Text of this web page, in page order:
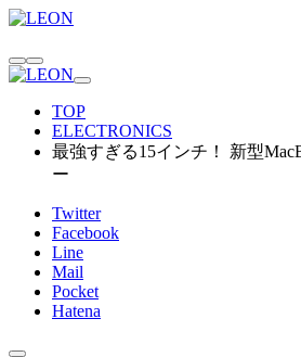
TOP
ELECTRONICS
最強すぎる15インチ！ 新型
ー
Twitter
Facebook
Line
Mail
Pocket
Hatena